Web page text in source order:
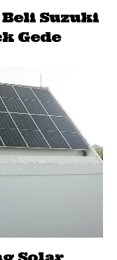
Beli Suzuki
Gede